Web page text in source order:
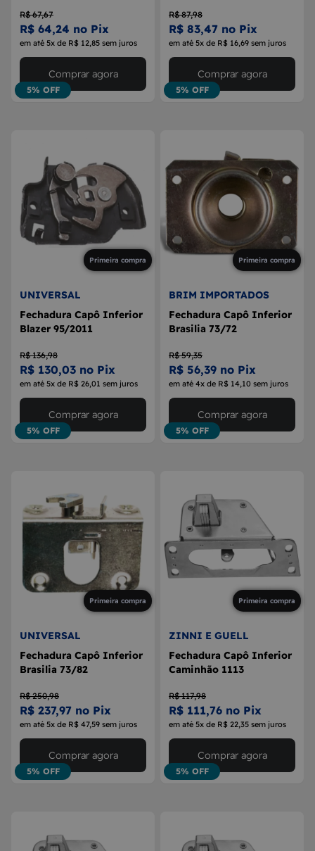
R$ 67,67
R$ 64,24 no Pix
em até 5x de R$ 12,85 sem juros
5% OFF
Comprar agora
R$ 87,98
R$ 83,47 no Pix
em até 5x de R$ 16,69 sem juros
5% OFF
Comprar agora
Primeira compra
UNIVERSAL
Fechadura Capô Inferior
Blazer 95/2011
R$ 136,98
R$ 130,03 no Pix
em até 5x de R$ 26,01 sem juros
5% OFF
Comprar agora
Primeira compra
BRIM IMPORTADOS
Fechadura Capô Inferior
Brasilia 73/72
R$ 59,35
R$ 56,39 no Pix
em até 4x de R$ 14,10 sem juros
5% OFF
Comprar agora
Primeira compra
UNIVERSAL
Fechadura Capô Inferior
Brasilia 73/82
R$ 250,98
R$ 237,97 no Pix
em até 5x de R$ 47,59 sem juros
5% OFF
Comprar agora
Primeira compra
ZINNI E GUELL
Fechadura Capô Inferior
Caminhão 1113
R$ 117,98
R$ 111,76 no Pix
em até 5x de R$ 22,35 sem juros
5% OFF
Comprar agora